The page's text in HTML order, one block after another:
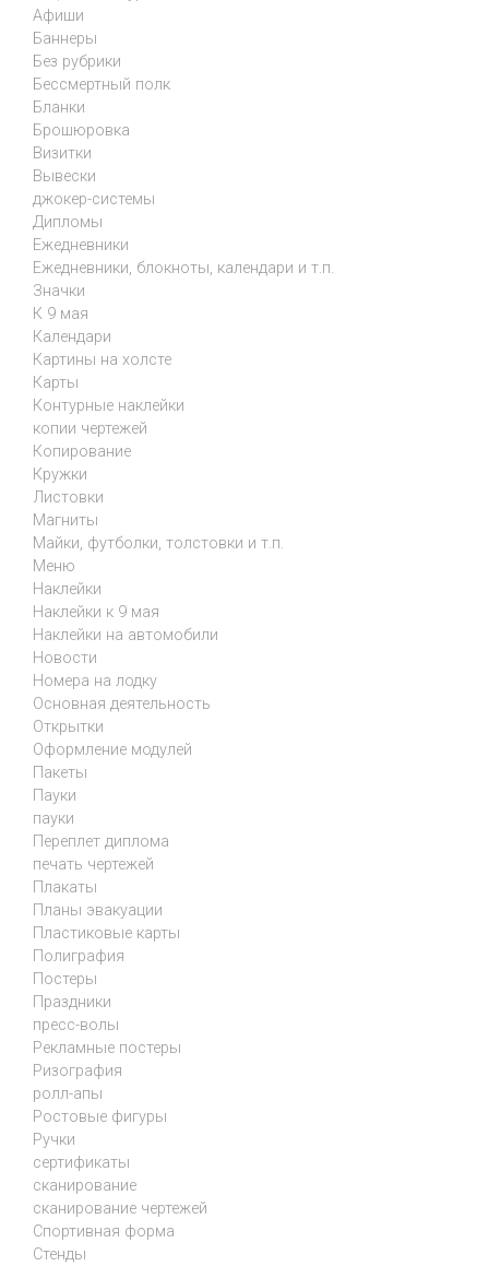
Афиши
Баннеры
Без рубрики
Бессмертный полк
Бланки
Брошюровка
Визитки
Вывески
джокер-системы
Дипломы
Ежедневники
Ежедневники, блокноты, календари и т.п.
Значки
К 9 мая
Календари
Картины на холсте
Карты
Контурные наклейки
копии чертежей
Копирование
Кружки
Листовки
Магниты
Майки, футболки, толстовки и т.п.
Меню
Наклейки
Наклейки к 9 мая
Наклейки на автомобили
Новости
Номера на лодку
Основная деятельность
Открытки
Оформление модулей
Пакеты
Пауки
пауки
Переплет диплома
печать чертежей
Плакаты
Планы эвакуации
Пластиковые карты
Полиграфия
Постеры
Праздники
пресс-волы
Рекламные постеры
Ризография
ролл-апы
Ростовые фигуры
Ручки
сертификаты
сканирование
сканирование чертежей
Спортивная форма
Стенды